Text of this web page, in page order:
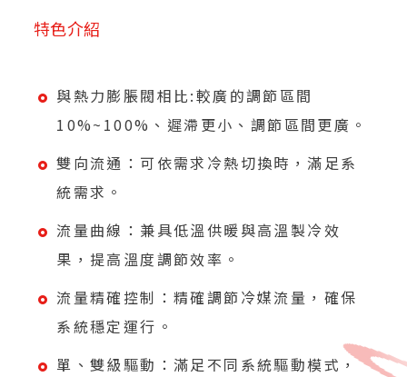
特色介紹
與熱力膨脹閥相比:較廣的調節區間
10%~100%、遲滯更小、調節區間更廣。
雙向流通：可依需求冷熱切換時，滿足系
統需求。
流量曲線：兼具低溫供暖與高溫製冷效
果，提高溫度調節效率。
流量精確控制：精確調節冷媒流量，確保
系統穩定運行。
單、雙級驅動：滿足不同系統驅動模式，